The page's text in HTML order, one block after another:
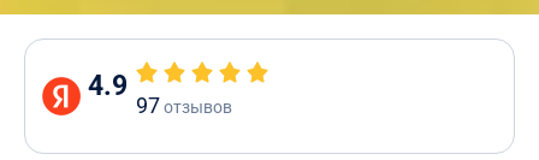
4.9
97отзывов